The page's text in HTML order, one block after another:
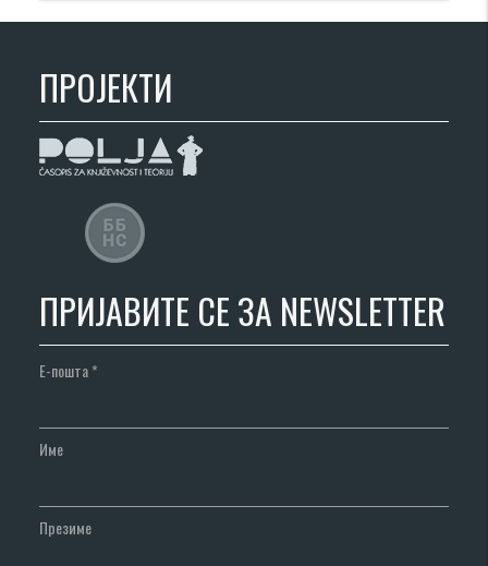
ПРОЈЕКТИ
ПРИЈАВИТЕ СЕ ЗА NEWSLETTER
Е-пошта*
Име
Презиме